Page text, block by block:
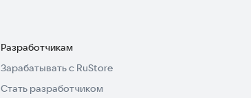
Разработчикам
Зарабатывать с RuStore
Стать разработчиком